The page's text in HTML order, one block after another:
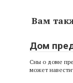
Вам
Дом
Сны о доме
может